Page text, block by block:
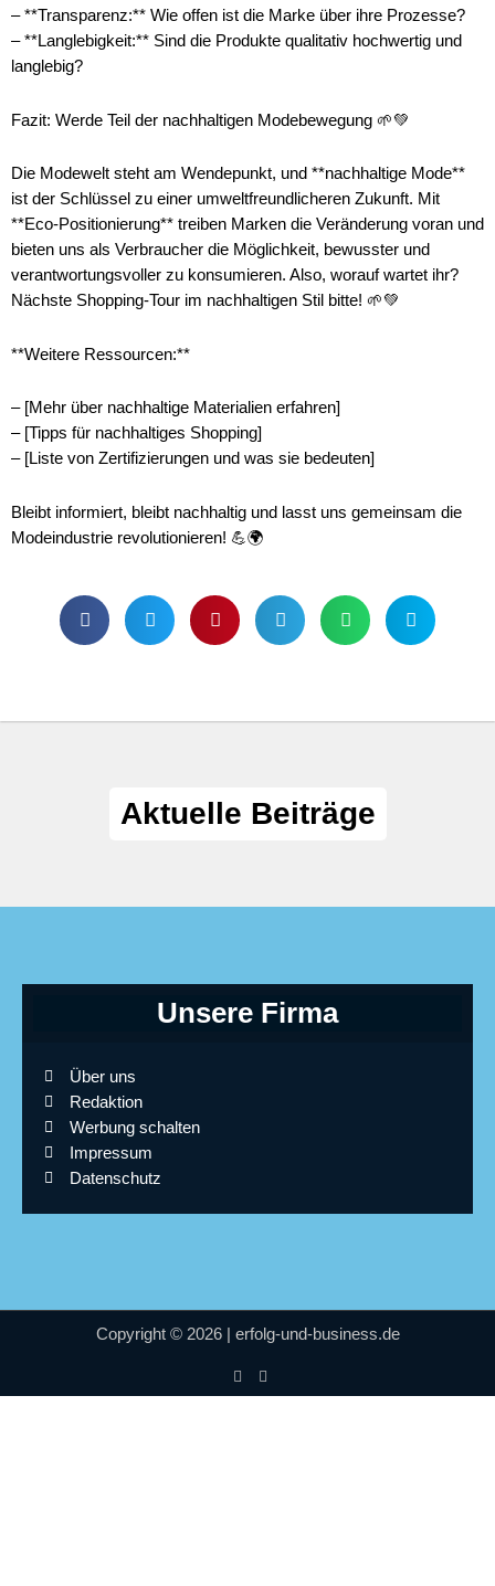
– **Transparenz:** Wie offen ist die Marke über ihre Prozesse?
– **Langlebigkeit:** Sind die Produkte qualitativ hochwertig und
langlebig?
Fazit: Werde Teil der nachhaltigen Modebewegung 🌱💚
Die Modewelt steht am Wendepunkt, und **nachhaltige Mode**
ist der Schlüssel zu einer umweltfreundlicheren Zukunft. Mit
**Eco-Positionierung** treiben Marken die Veränderung voran und
bieten uns als Verbraucher die Möglichkeit, bewusster und
verantwortungsvoller zu konsumieren. Also, worauf wartet ihr?
Nächste Shopping-Tour im nachhaltigen Stil bitte! 🌱💚
**Weitere Ressourcen:**
– [Mehr über nachhaltige Materialien erfahren]
– [Tipps für nachhaltiges Shopping]
– [Liste von Zertifizierungen und was sie bedeuten]
Bleibt informiert, bleibt nachhaltig und lasst uns gemeinsam die
Modeindustrie revolutionieren! 💪🌍
Aktuelle Beiträge
Unsere Firma
Über uns
Redaktion
Werbung schalten
Impressum
Datenschutz
Copyright © 2026 | erfolg-und-business.de